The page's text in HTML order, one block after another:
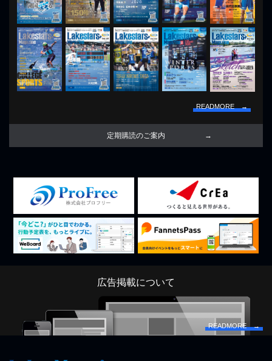
READMORE →
定期購読のご案内
広告掲載について
READMORE →